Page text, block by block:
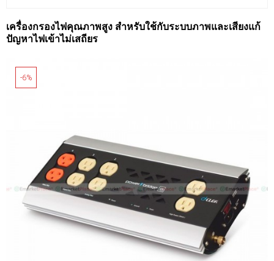
เครื่องกรองไฟคุณภาพสูง สำหรับใช้กับระบบภาพและเสียงแก้
ปัญหาไฟเข้าไม่เสถียร
-6%